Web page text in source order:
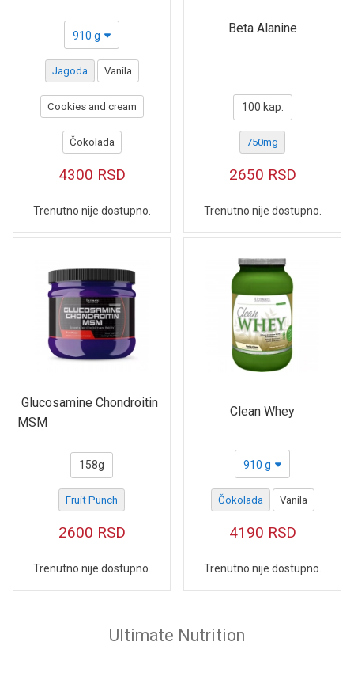
910 g
Jagoda Vanila
Cookies and cream
Čokolada
4300 RSD
Trenutno nije dostupno.
Beta Alanine
100 kap.
750mg
2650 RSD
Trenutno nije dostupno.
Glucosamine Chondroitin
MSM
158g
Fruit Punch
2600 RSD
Trenutno nije dostupno.
Clean Whey
910 g
Čokolada Vanila
4190 RSD
Trenutno nije dostupno.
Ultimate Nutrition